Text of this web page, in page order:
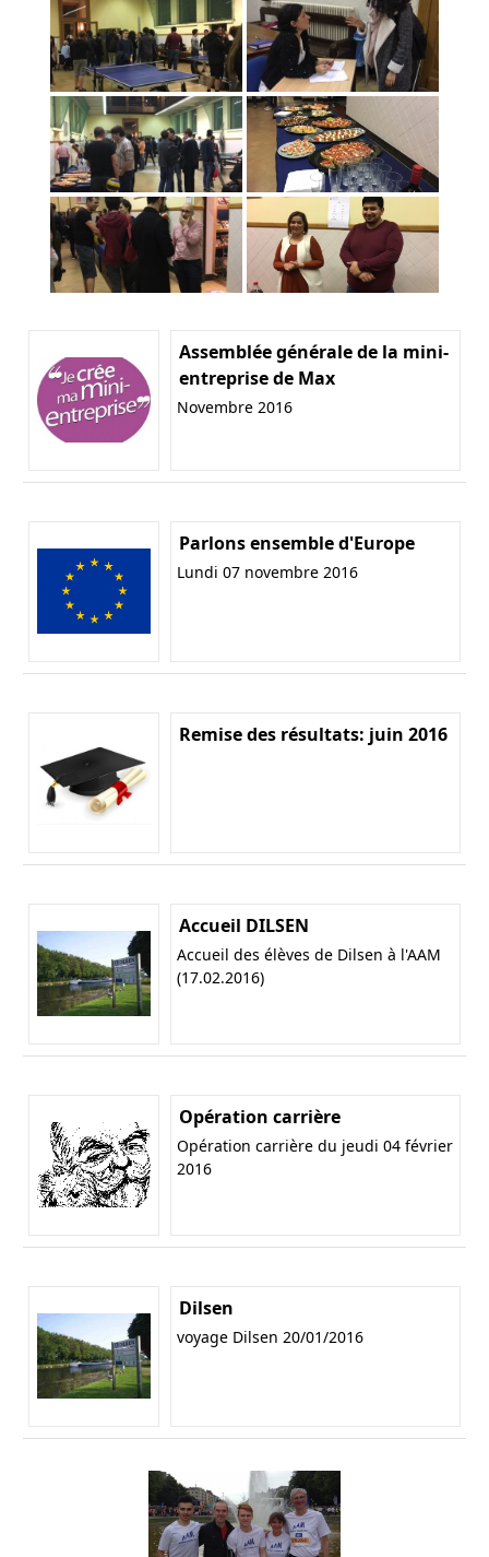
Assemblée générale de la mini-
entreprise de Max
Novembre 2016
Parlons ensemble d'Europe
Lundi 07 novembre 2016
Remise des résultats: juin 2016
Accueil DILSEN
Accueil des élèves de Dilsen à l'AAM
(17.02.2016)
Opération carrière
Opération carrière du jeudi 04 février
2016
Dilsen
voyage Dilsen 20/01/2016